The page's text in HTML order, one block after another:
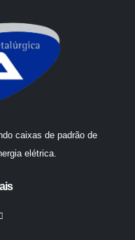
caixas de padrão de
elétrica.